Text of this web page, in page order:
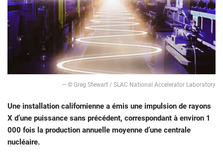
— © Greg Stewart / SLAC National Accelerator Laboratory
Une installation californienne a émis une impulsion de rayons
X d’une puissance sans précédent, correspondant à environ 1
000 fois la production annuelle moyenne d’une centrale
nucléaire.